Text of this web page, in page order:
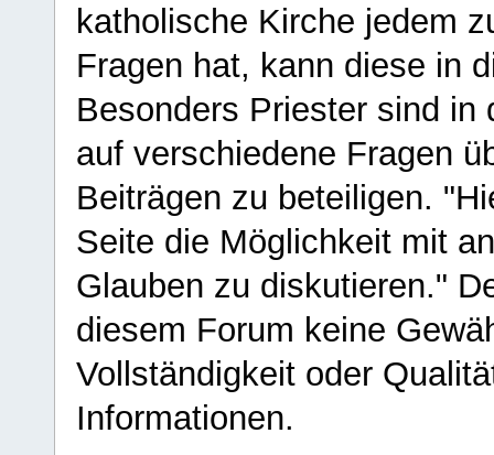
katholische Kirche jedem
Fragen hat, kann diese in
Besonders Priester sind in
auf verschiedene Fragen
Beiträgen zu beteiligen.
Seite die Möglichkeit mit
Glauben zu diskutieren."
diesem Forum keine
Vollständigkeit oder
Informationen.